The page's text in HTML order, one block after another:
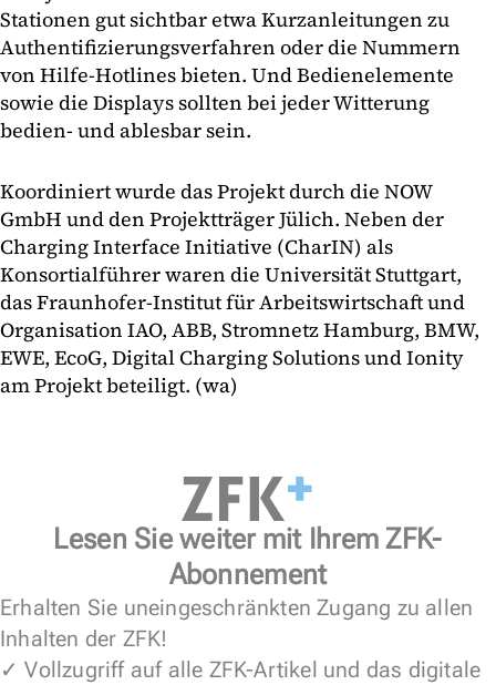
Stationen gut sichtbar etwa Kurzanleitungen zu
Authentifizierungsverfahren oder die Nummern
von Hilfe-Hotlines bieten. Und Bedienelemente
sowie die Displays sollten bei jeder Witterung
bedien- und ablesbar sein.
Koordiniert wurde das Projekt durch die NOW
GmbH und den Projektträger Jülich. Neben der
Charging Interface Initiative (CharIN) als
Konsortialführer waren die Universität Stuttgart,
das Fraunhofer-Institut für Arbeitswirtschaft und
Organisation IAO, ABB, Stromnetz Hamburg, BMW,
EWE, EcoG, Digital Charging Solutions und Ionity
am Projekt beteiligt. (wa)
Lesen Sie weiter mit Ihrem ZFK-
Abonnement
Erhalten Sie uneingeschränkten Zugang zu allen
Inhalten der ZFK!
✓ Vollzugriff auf alle ZFK-Artikel und das digitale